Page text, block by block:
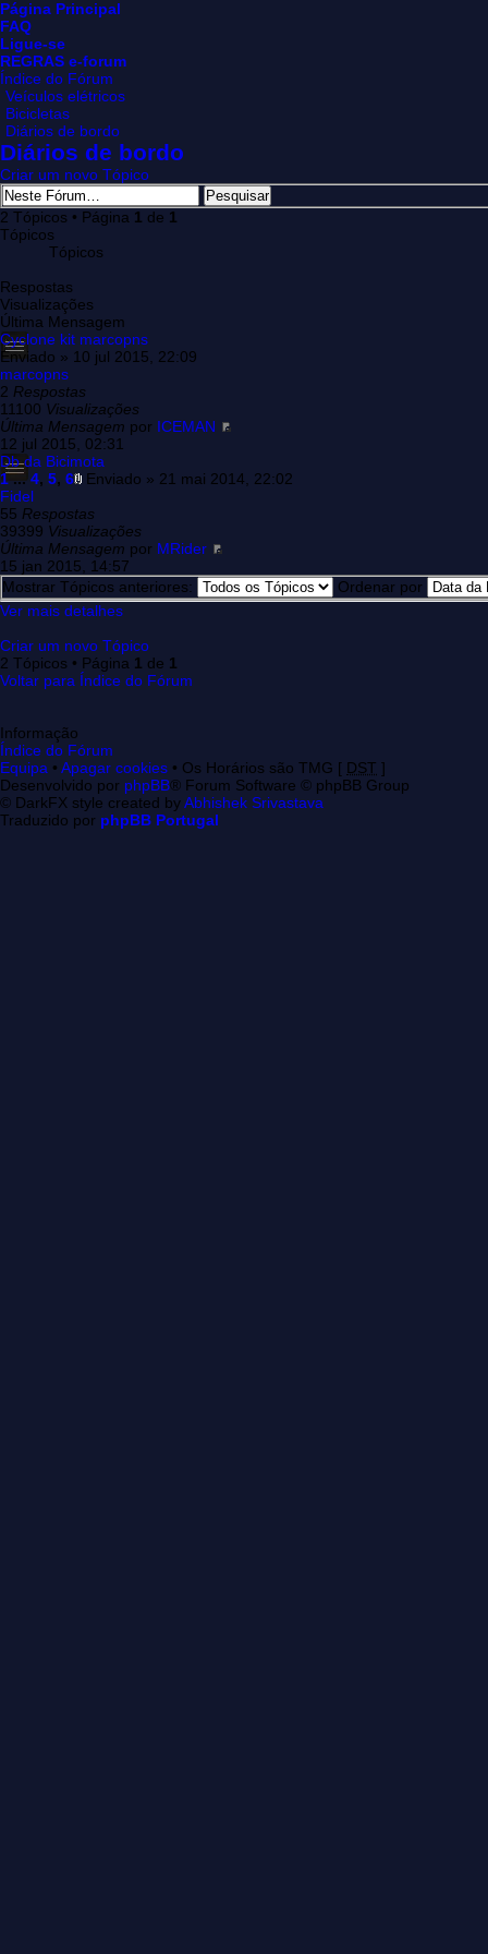
Página Principal
FAQ
Ligue-se
REGRAS e-forum
Índice do Fórum
Veículos elétricos
Bicicletas
Diários de bordo
Diários de bordo
Criar um novo Tópico
2 Tópicos • Página 1 de 1
Tópicos
Tópicos
Respostas
Visualizações
Última Mensagem
Cyclone kit marcopns
Enviado » 10 jul 2015, 22:09
marcopns
2 Respostas
11100 Visualizações
Última Mensagem por ICEMAN
12 jul 2015, 02:31
Db da Bicimota
1...4, 5, 6
Enviado » 21 mai 2014, 22:02
Fidel
55 Respostas
39399 Visualizações
Última Mensagem por MRider
15 jan 2015, 14:57
Mostrar Tópicos anteriores:
Ordenar por
Ver mais detalhes
Criar um novo Tópico
2 Tópicos • Página 1 de 1
Voltar para Índice do Fórum
Informação
Índice do Fórum
Equipa • Apagar cookies • Os Horários são TMG [ DST ]
Desenvolvido por phpBB® Forum Software © phpBB Group
© DarkFX style created byAbhishek Srivastava
Traduzido por phpBB Portugal